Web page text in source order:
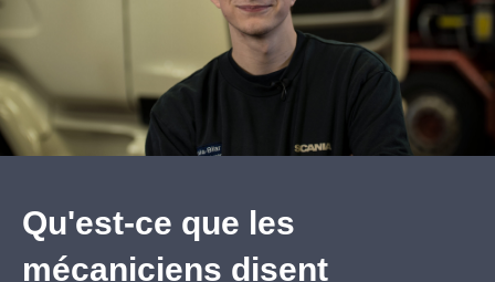
Qu'est-ce que les
mécaniciens disent